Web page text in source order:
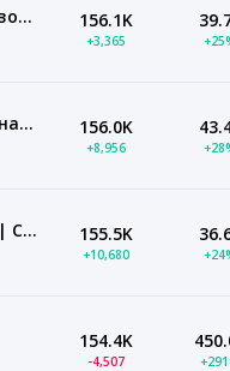
Россия сейчас • Новости
156.1K
+3,365
Выпускайте КракенаZ! Новости Россия Путин
156.0K
+8,956
Осташко! Важное | СВО новости политика Россия
155.5K
+10,680
154.4K
-4,507